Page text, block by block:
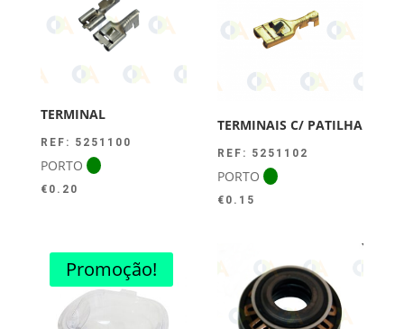
TERMINAL
REF: 5251100
PORTO
€ 0.20
TERMINAIS C/ PATILHA
REF: 5251102
PORTO
€ 0.15
Promoção!